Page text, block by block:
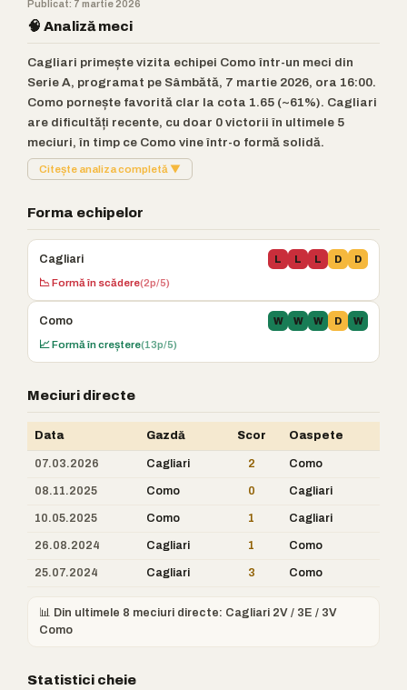
Publicat: 7 martie 2026
🧠 Analiză meci
Cagliari primește vizita echipei Como într-un meci din
Serie A, programat pe Sâmbătă, 7 martie 2026, ora 16:00.
Como pornește favorită clar la cota 1.65 (~61%). Cagliari
are dificultăți recente, cu doar 0 victorii în ultimele 5
meciuri, în timp ce Como vine într-o formă solidă.
Citește analiza completă ▼
Forma echipelor
Cagliari L L L D D
📉 Formă în scădere(2p/5)
Como W W W D W
📈 Formă în creștere(13p/5)
Meciuri directe
Data Gazdă Scor Oaspete
07.03.2026 Cagliari 2 Como
08.11.2025 Como 0 Cagliari
10.05.2025 Como 1 Cagliari
26.08.2024 Cagliari 1 Como
25.07.2024 Cagliari 3 Como
📊 Din ultimele 8 meciuri directe: Cagliari 2V / 3E / 3V
Como
Statistici cheie